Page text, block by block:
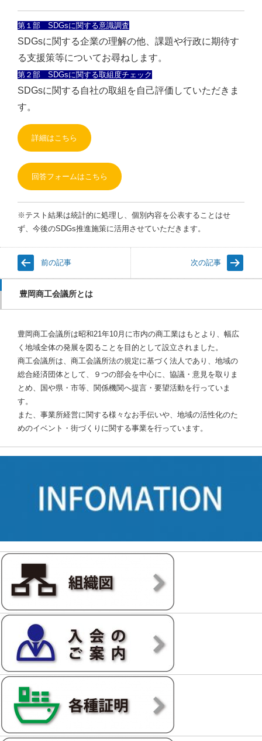
第１部 SDGsに関する意識調査
SDGsに関する企業の理解の他、課題や行政に期待す
る支援策等についてお尋ねします。
第２部 SDGsに関する取組度チェック
SDGsに関する自社の取組を自己評価していただきま
す。
詳細はこちら
回答フォームはこちら
※テスト結果は統計的に処理し、個別内容を公表することはせ
ず、今後のSDGs推進施策に活用させていただきます。
前の記事 次の記事
豊岡商工会議所とは
豊岡商工会議所は昭和21年10月に市内の商工業はもとより、幅広
く地域全体の発展を図ることを目的として設立されました。
商工会議所は、商工会議所法の規定に基づく法人であり、地域の
総合経済団体として、９つの部会を中心に、協議・意見を取りま
とめ、国や県・市等、関係機関へ提言・要望活動を行っていま
す。
また、事業所経営に関する様々なお手伝いや、地域の活性化のた
めのイベント・街づくりに関する事業を行っています。